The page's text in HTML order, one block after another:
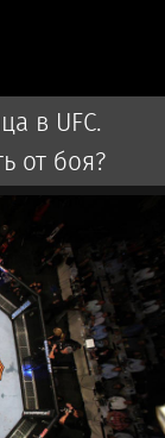
в UFC.
от боя?